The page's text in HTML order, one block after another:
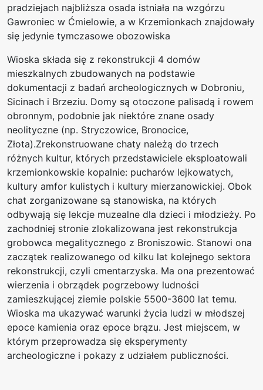
pradziejach najbliższa osada istniała na wzgórzu
Gawroniec w Ćmielowie, a w Krzemionkach znajdowały
się jedynie tymczasowe obozowiska
Wioska składa się z rekonstrukcji 4 domów
mieszkalnych zbudowanych na podstawie
dokumentacji z badań archeologicznych w Dobroniu,
Sicinach i Brzeziu. Domy są otoczone palisadą i rowem
obronnym, podobnie jak niektóre znane osady
neolityczne (np. Stryczowice, Bronocice,
Złota).Zrekonstruowane chaty należą do trzech
różnych kultur, których przedstawiciele eksploatowali
krzemionkowskie kopalnie: pucharów lejkowatych,
kultury amfor kulistych i kultury mierzanowickiej. Obok
chat zorganizowane są stanowiska, na których
odbywają się lekcje muzealne dla dzieci i młodzieży. Po
zachodniej stronie zlokalizowana jest rekonstrukcja
grobowca megalitycznego z Broniszowic. Stanowi ona
zaczątek realizowanego od kilku lat kolejnego sektora
rekonstrukcji, czyli cmentarzyska. Ma ona prezentować
wierzenia i obrządek pogrzebowy ludności
zamieszkującej ziemie polskie 5500-3600 lat temu.
Wioska ma ukazywać warunki życia ludzi w młodszej
epoce kamienia oraz epoce brązu. Jest miejscem, w
którym przeprowadza się eksperymenty
archeologiczne i pokazy z udziałem publiczności.